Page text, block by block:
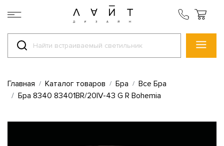
Главная Каталог товаров Бра
Все Бра
Бра 8340 83401BR/20IV-43 G R Bohemia